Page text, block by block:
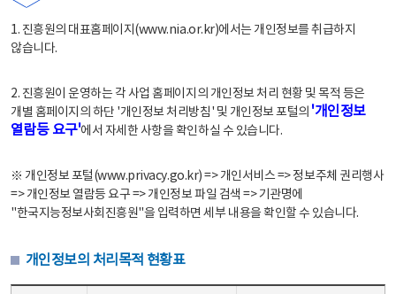
1. 진흥원의 대표홈페이지(www.nia.or.kr)에서는 개인정보를 취급하지
않습니다.
2. 진흥원이 운영하는 각 사업 홈페이지의 개인정보 처리 현황 및 목적 등은
개별 홈페이지의 하단 '개인정보 처리방침' 및 개인정보 포털의 '개인정보
열람등 요구'에서 자세한 사항을 확인하실 수 있습니다.
※ 개인정보 포털(www.privacy.go.kr) => 개인서비스 => 정보주체 권리행사
=> 개인정보 열람등 요구 => 개인정보 파일 검색 => 기관명에
"한국지능정보사회진흥원"을 입력하면 세부 내용을 확인할 수 있습니다.
개인정보의 처리목적 현황표